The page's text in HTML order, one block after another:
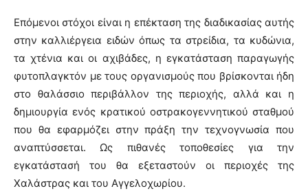
Επόμενοι στόχοι είναι η επέκταση της διαδικασίας αυτής
στην καλλιέργεια ειδών όπως τα στρείδια, τα κυδώνια,
τα χτένια και οι αχιβάδες, η εγκατάσταση παραγωγής
φυτοπλαγκτόν με τους οργανισμούς που βρίσκονται ήδη
στο θαλάσσιο περιβάλλον της περιοχής, αλλά και η
δημιουργία ενός κρατικού οστρακογεννητικού σταθμού
που θα εφαρμόζει στην πράξη την τεχνογνωσία που
αναπτύσσεται. Ως πιθανές τοποθεσίες για την
εγκατάστασή του θα εξεταστούν οι περιοχές της
Χαλάστρας και του Αγγελοχωρίου.